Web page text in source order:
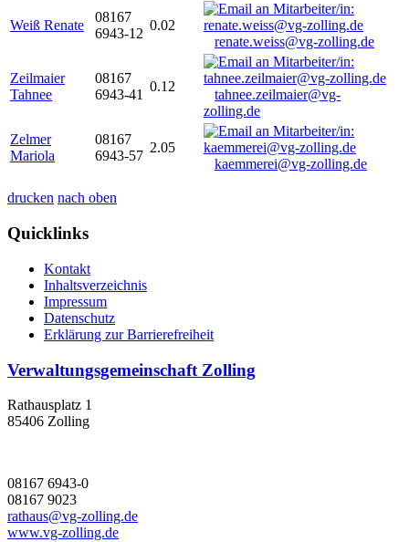
Weiß Renate
08167
6943-12
0.02
renate.weiss@vg-zolling.de
Zeilmaier
Tahnee
08167
6943-41
0.12
tahnee.zeilmaier@vg-
zolling.de
Zelmer
Mariola
08167
6943-57
2.05
kaemmerei@vg-zolling.de
drucken nach oben
Quicklinks
Kontakt
Inhaltsverzeichnis
Impressum
Datenschutz
Erklärung zur Barrierefreiheit
Verwaltungsgemeinschaft Zolling
Rathausplatz 1
85406 Zolling
08167 6943-0
08167 9023
rathaus@vg-zolling.de
www.vg-zolling.de